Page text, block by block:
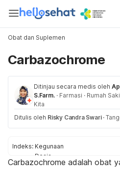
Obat dan Suplemen
Carbazochrome
Ditinjau secara medis oleh
S.Farm. · Farmasi · Rumah
Kita
Ditulis oleh Risky Candra Swari ·
Indeks: Kegunaan
Dosis
Aturan pakai
Carbazochrome adalah obat